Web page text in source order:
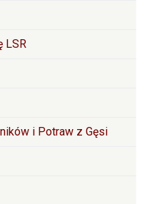
LSR
i Potraw z Gęsi